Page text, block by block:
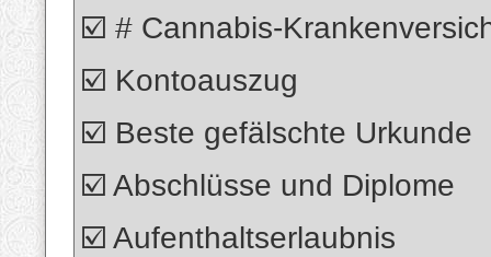
☑️ # Cannabis-
☑️ Kontoauszug
☑️ Beste gefälschte Urkunde
☑️ Abschlüsse und Diplome
☑️ Aufenthaltserlaubnis